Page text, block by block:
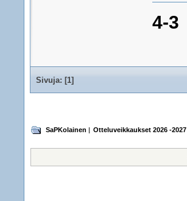
4-3
Sivuja: [1]
SaPKolainen | Otteluveikkaukset 2026 -2027